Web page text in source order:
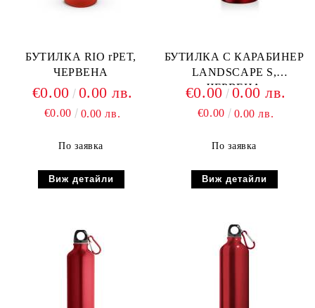
БУТИЛКА RIO rPET,
ЧЕРВЕНА
€0.00 0.00 лв.
€0.00 0.00 лв.
По заявка
Виж детайли
БУТИЛКА С КАРАБИНЕР
LANDSCAPE S,
ЧЕРВЕНА
€0.00 0.00 лв.
€0.00 0.00 лв.
По заявка
Виж детайли